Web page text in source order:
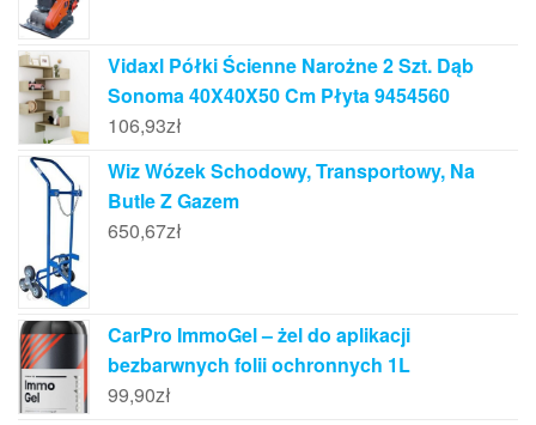
Vidaxl Półki Ścienne Narożne 2 Szt. Dąb
Sonoma 40X40X50 Cm Płyta 9454560
106,93zł
Wiz Wózek Schodowy, Transportowy, Na
Butle Z Gazem
650,67zł
CarPro ImmoGel – żel do aplikacji
bezbarwnych folii ochronnych 1L
99,90zł